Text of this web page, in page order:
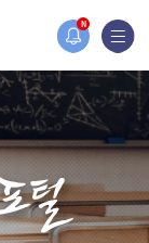
N
되었습니다.